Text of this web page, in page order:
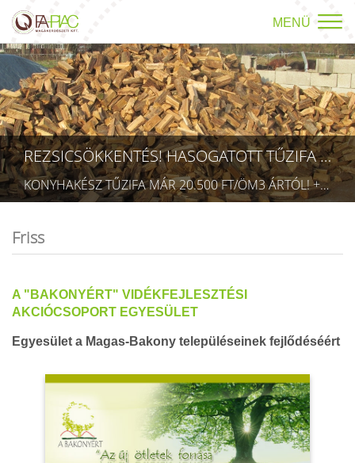
MENÜ
REZSICSÖKKENTÉS! HASOGATOTT TŰZIFA AKCIÓ!
KONYHAKÉSZ TŰZIFA MÁR 20.500 FT/ÖM3 ÁRTÓL! +36709423403 RÉSZLETEK A TÜZÉP MENÜPONTBAN! (TECHNIKAI AZONOSÍTÓ: AA 5832075)
Friss
A "BAKONYÉRT" VIDÉKFEJLESZTÉSI
AKCIÓCSOPORT EGYESÜLET
Egyesület a Magas-Bakony településeinek fejlődéséért